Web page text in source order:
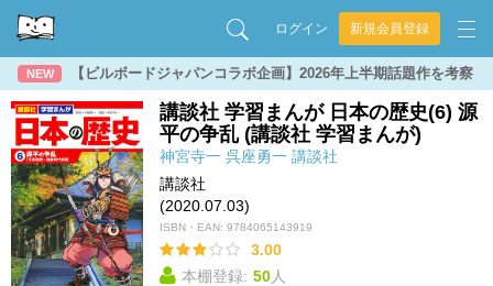
ログイン 新規会員登録
NEW 【ビルボードジャパンコラボ企画】2026年上半期話題作を考察
講談社 学習まんが 日本の歴史(6) 源
平の争乱 (講談社 学習まんが)
神宮寺一 呉座勇一 講談社
講談社
(2020.07.03)
ISBN・EAN: 9784065143919
3.00
本棚登録: 50人